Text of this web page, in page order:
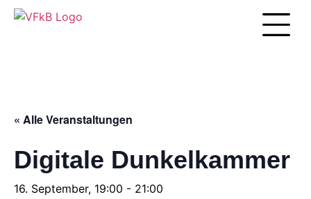
« Alle Veranstaltungen
Digitale Dunkelkammer
16. September, 19:00 - 21:00